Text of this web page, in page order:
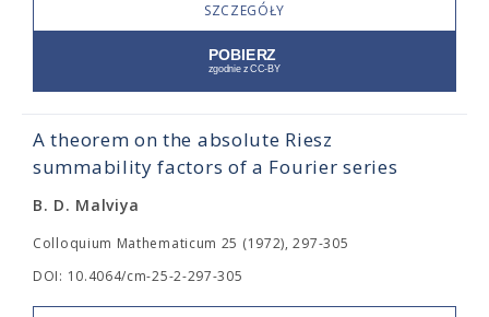
SZCZEGÓŁY
A theorem on the absolute Riesz
summability factors of a Fourier series
B. D. Malviya
Colloquium Mathematicum 25 (1972), 297-305
DOI: 10.4064/cm-25-2-297-305